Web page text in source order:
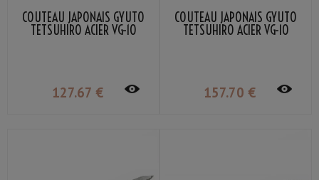
COUTEAU JAPONAIS GYUTO
TETSUHIRO ACIER VG-10
127.67 €
COUTEAU JAPONAIS GYUTO
TETSUHIRO ACIER VG-10
157.70 €